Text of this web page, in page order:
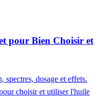
pour Bien Choisir et
dosage et effets.
choisir et utiliser l'huile